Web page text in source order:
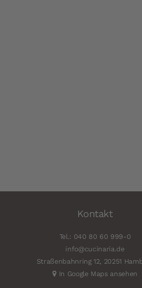
Kontakt
Tel.: 040 80 60 999-0
info@cucinaria.de
Straßenbahnring 12, 20251
In Google Maps ansehen